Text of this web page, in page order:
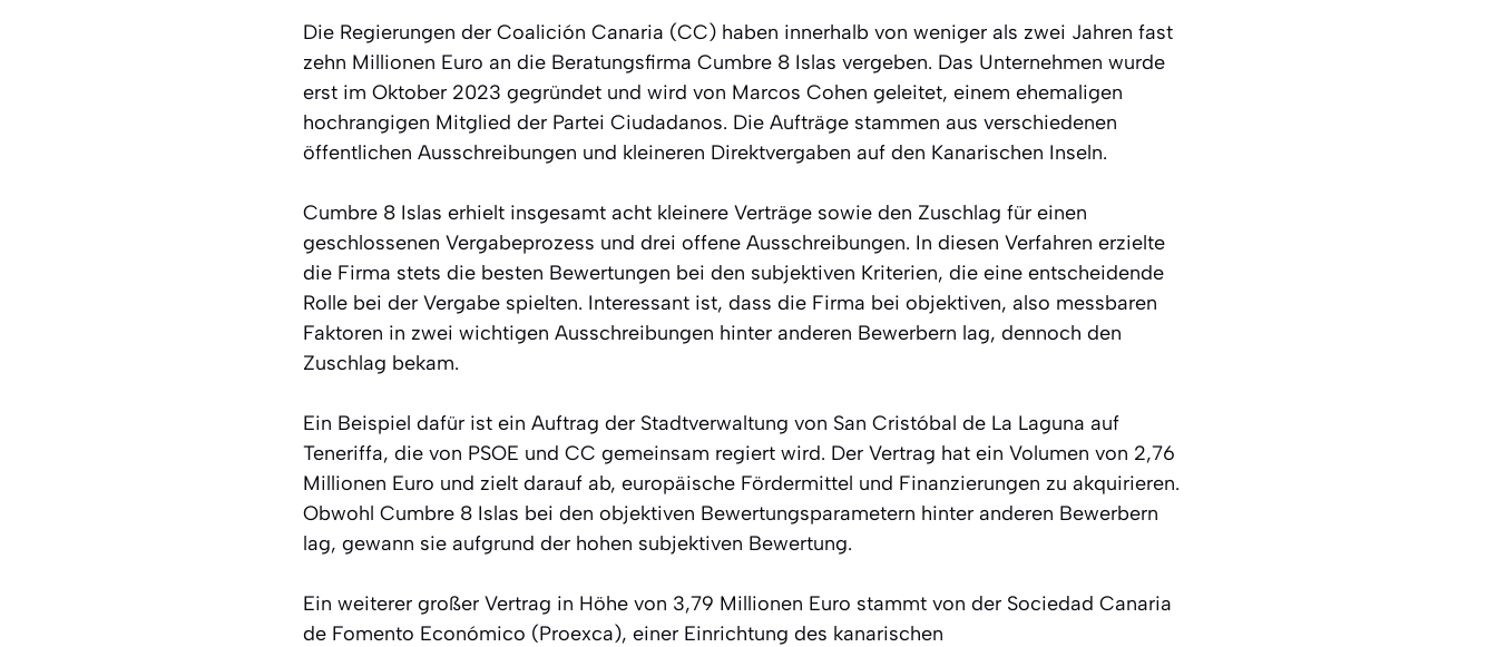
Die Regierungen der Coalición Canaria (CC) haben innerhalb von weniger als zwei Jahren fast
zehn Millionen Euro an die Beratungsfirma Cumbre 8 Islas vergeben. Das Unternehmen wurde
erst im Oktober 2023 gegründet und wird von Marcos Cohen geleitet, einem ehemaligen
hochrangigen Mitglied der Partei Ciudadanos. Die Aufträge stammen aus verschiedenen
öffentlichen Ausschreibungen und kleineren Direktvergaben auf den Kanarischen Inseln.
Cumbre 8 Islas erhielt insgesamt acht kleinere Verträge sowie den Zuschlag für einen
geschlossenen Vergabeprozess und drei offene Ausschreibungen. In diesen Verfahren erzielte
die Firma stets die besten Bewertungen bei den subjektiven Kriterien, die eine entscheidende
Rolle bei der Vergabe spielten. Interessant ist, dass die Firma bei objektiven, also messbaren
Faktoren in zwei wichtigen Ausschreibungen hinter anderen Bewerbern lag, dennoch den
Zuschlag bekam.
Ein Beispiel dafür ist ein Auftrag der Stadtverwaltung von San Cristóbal de La Laguna auf
Teneriffa, die von PSOE und CC gemeinsam regiert wird. Der Vertrag hat ein Volumen von 2,76
Millionen Euro und zielt darauf ab, europäische Fördermittel und Finanzierungen zu akquirieren.
Obwohl Cumbre 8 Islas bei den objektiven Bewertungsparametern hinter anderen Bewerbern
lag, gewann sie aufgrund der hohen subjektiven Bewertung.
Ein weiterer großer Vertrag in Höhe von 3,79 Millionen Euro stammt von der Sociedad Canaria
de Fomento Económico (Proexca), einer Einrichtung des kanarischen